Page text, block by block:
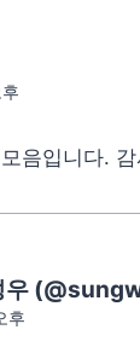
음입니다.
우
후